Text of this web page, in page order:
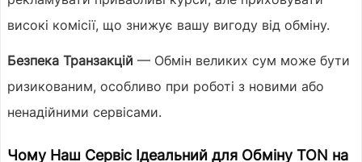
високі комісії, що знижує вашу вигоду від обміну.
Безпека Транзакцій — Обмін великих сум може бути
ризикованим, особливо при роботі з новими або
ненадійними сервісами.
Чому Наш Сервіс Ідеальний для Обміну TON на